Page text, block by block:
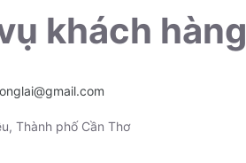
khách hàng
Thành phố Cần Thơ